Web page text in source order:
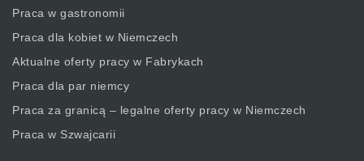
Praca w gastronomii
Praca dla kobiet w Niemczech
Aktualne oferty pracy w Fabrykach
Praca dla par niemcy
Praca za granicą – legalne oferty pracy w Niemczech
Praca w Szwajcarii